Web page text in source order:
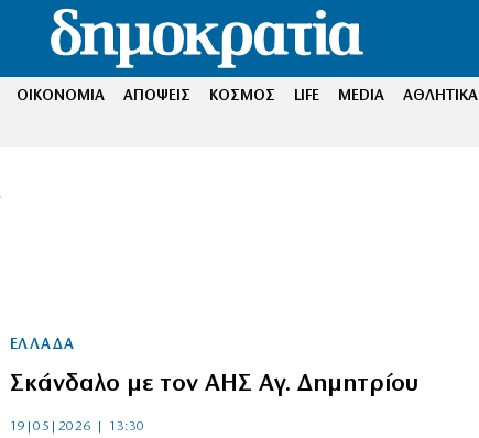
ΟΙΚΟΝΟΜΙΑ ΑΠΟΨΕΙΣ ΚΟΣΜΟΣ LIFE MEDIA ΑΘΛΗΤΙΚΑ
ΕΛΛΑΔΑ
Σκάνδαλο με τον ΑΗΣ Αγ. Δημητρίου
19|05|2026 | 13:30